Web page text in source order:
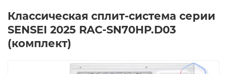
Классическая сплит-система серии
SENSEI 2025 RAC-SN70HP.D03
(комплект)